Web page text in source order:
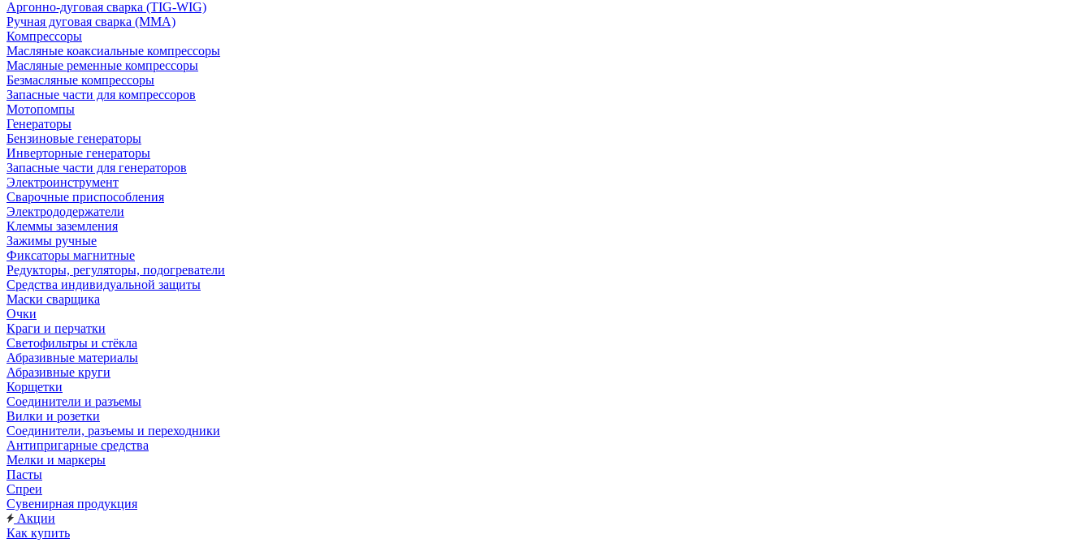
Аргонно-дуговая сварка (TIG-WIG)
Ручная дуговая сварка (MMA)
Компрессоры
Масляные коаксиальные компрессоры
Масляные ременные компрессоры
Безмасляные компрессоры
Запасные части для компрессоров
Мотопомпы
Генераторы
Бензиновые генераторы
Инверторные генераторы
Запасные части для генераторов
Электроинструмент
Сварочные приспособления
Электрододержатели
Клеммы заземления
Зажимы ручные
Фиксаторы магнитные
Редукторы, регуляторы, подогреватели
Средства индивидуальной защиты
Маски сварщика
Очки
Краги и перчатки
Светофильтры и стёкла
Абразивные материалы
Абразивные круги
Корщетки
Соединители и разъемы
Вилки и розетки
Соединители, разъемы и переходники
Антипригарные средства
Мелки и маркеры
Пасты
Спреи
Сувенирная продукция
Акции
Как купить